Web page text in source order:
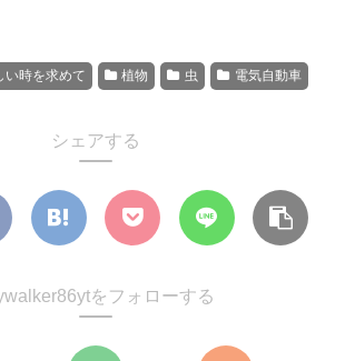
い時を求めて 植物 虫 電気自動車
シェアする
をフォローする